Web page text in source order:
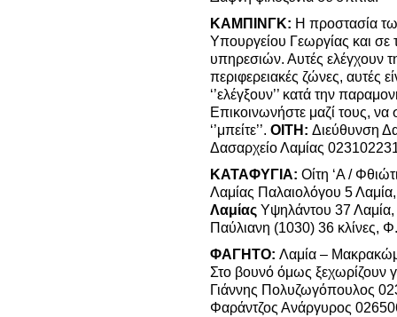
ΚΑΜΠΙΝΓΚ: Η προστασία
Υπουργείου Γεωργίας και
υπηρεσιών. Αυτές ελέγχουν
περιφερειακές ζώνες, αυτές
‘’ελέγξουν’’ κατά την
Επικοινωνήστε μαζί τους, να
‘’μπείτε’’. ΟΙΤΗ: Διεύθυνση
Δασαρχείο Λαμίας
ΚΑΤΑΦΥΓΙΑ: Οίτη ‘Α /
Λαμίας Παλαιολόγου 5
Λαμίας Υψηλάντου 37
Παύλιανη (1030) 36 κλίνες,
ΦΑΓΗΤΟ: Λαμία –
Στο βουνό όμως ξεχωρίζουν
Γιάννης Πολυζωγόπουλος
Φαράντζος Ανάργυρος